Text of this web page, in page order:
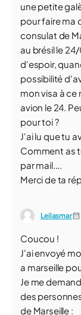
une petite
pour faire ma
consulat de
au brésil le
d'espoir,
possibilité
mon visa à ce
avion le 24.
pour toi ?
J'ai lu que tu
Comment as
par mail....
Merci de ta
Leilasmar
Coucou !
J'ai envoyé
a marseille
Je me
des
de Marseille :